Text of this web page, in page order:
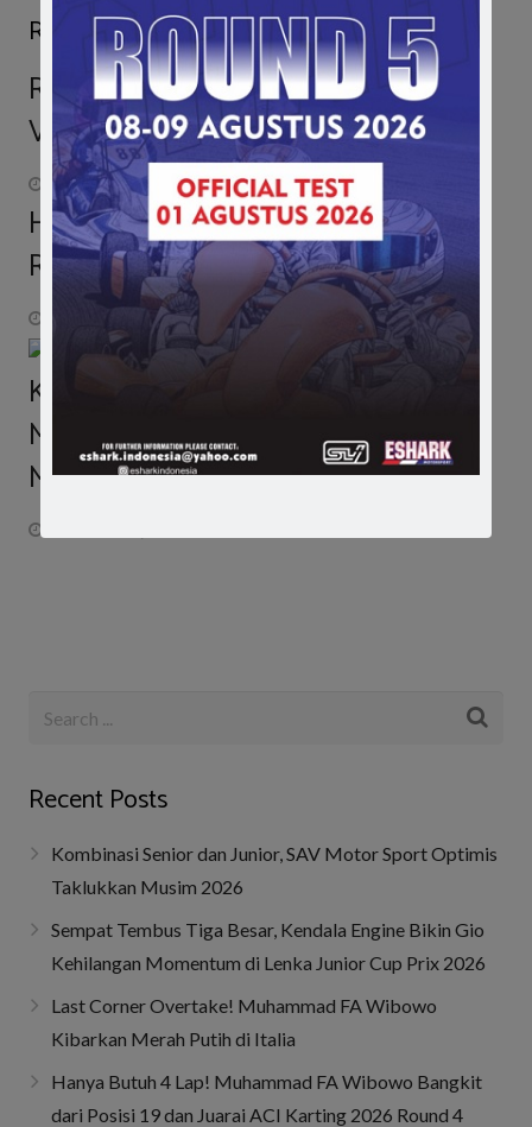
Related Posts
Rossi Terkesan dengan Skill Peserta
VR46 Master Camp
July 9, 2016
Hasil Lengkap Kejurnas IXOR 2017
Round 2 Sirkuit Paramount
Kurang Puas dengan Performa
Mobilnya, Sendy Ingin Upgrade
Mesin
Recent Posts
Kombinasi Senior dan Junior, SAV Motor Sport Optimis
Taklukkan Musim 2026
Sempat Tembus Tiga Besar, Kendala Engine Bikin Gio
Kehilangan Momentum di Lenka Junior Cup Prix 2026
Last Corner Overtake! Muhammad FA Wibowo
Kibarkan Merah Putih di Italia
Hanya Butuh 4 Lap! Muhammad FA Wibowo Bangkit
dari Posisi 19 dan Juarai ACI Karting 2026 Round 4